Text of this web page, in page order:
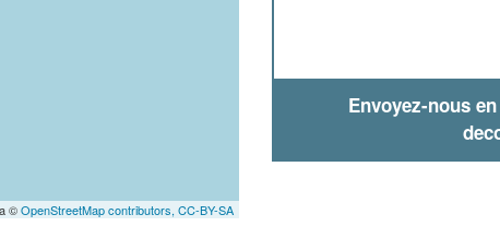
©OpenStreetMap contributors, CC-BY-SA
Envoyez-nous